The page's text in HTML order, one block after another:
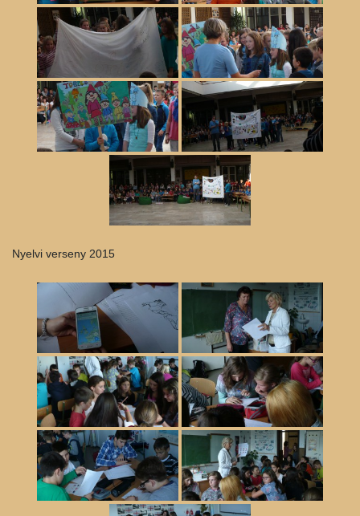
Nyelvi verseny 2015